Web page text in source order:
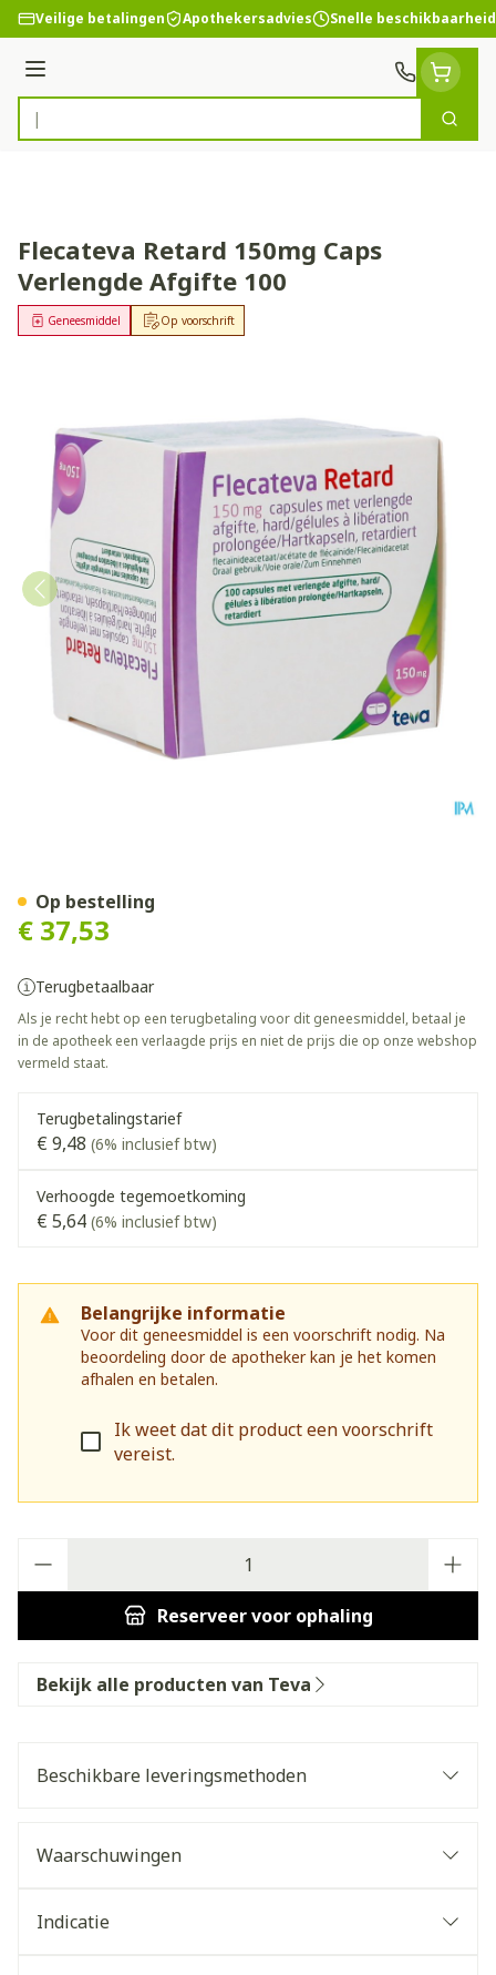
Ga naar de inhoud
Veilige betalingen Apothekersadvies Snelle beschikbaarheid
Menu
Product, merk, categorie...
Zoek
Flecateva Retard 150mg Caps
Verlengde Afgifte 100
Op voorschrift
Geneesmiddel
€ 37,53
Terugbetaalbaar
Als je recht hebt op een terugbetaling voor dit geneesmiddel, betaal je
in de apotheek een verlaagde prijs en niet de prijs die op onze webshop
vermeld staat.
Terugbetalingstarief
€ 9,48 (6% inclusief btw)
Verhoogde tegemoetkoming
€ 5,64 (6% inclusief btw)
Belangrijke informatie
Voor dit geneesmiddel is een voorschrift nodig. Na
beoordeling door de apotheker kan je het komen
afhalen en betalen.
Ik weet dat dit product een voorschrift
vereist.
Reserveervoor ophaling
Op bestelling
Bekijk alle producten van Teva
Beschikbare leveringsmethoden
Waarschuwingen
Indicatie